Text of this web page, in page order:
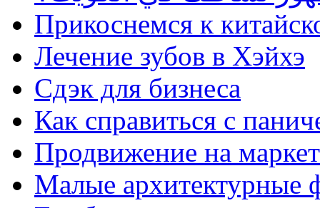
Прикоснемся к
Лечение зубов в Хэйхэ
Сдэк для бизнеса
Как справиться с
Продвижение на
Малые архитектурные